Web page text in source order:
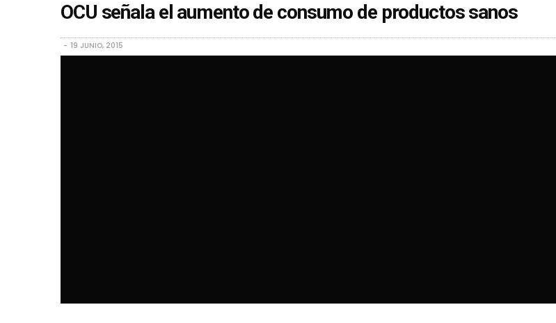
OCU señala el aumento de consumo de productos sanos
19 JUNIO, 2015